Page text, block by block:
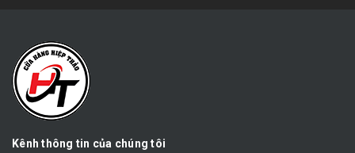
Kênh thông tin của chúng tôi